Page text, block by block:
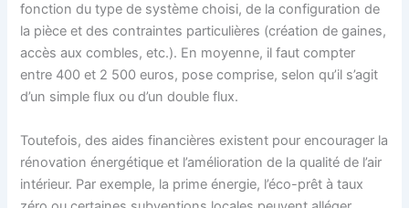
fonction du type de système choisi, de la configuration de
la pièce et des contraintes particulières (création de gaines,
accès aux combles, etc.). En moyenne, il faut compter
entre 400 et 2 500 euros, pose comprise, selon qu’il s’agit
d’un simple flux ou d’un double flux.
Toutefois, des aides financières existent pour encourager la
rénovation énergétique et l’amélioration de la qualité de l’air
intérieur. Par exemple, la prime énergie, l’éco-prêt à taux